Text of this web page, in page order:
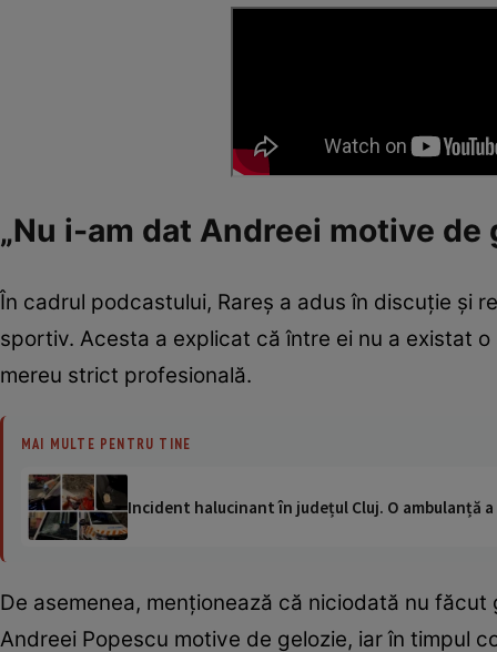
„Nu i-am dat Andreei motive de
În cadrul podcastului, Rareș a adus în discuție și
sportiv. Acesta a explicat că între ei nu a existat
mereu strict profesională.
MAI MULTE PENTRU TINE
Incident halucinant în județul Cluj. O ambulanță
De asemenea, menționează că niciodată nu
Andreei Popescu motive de gelozie, iar în timpul